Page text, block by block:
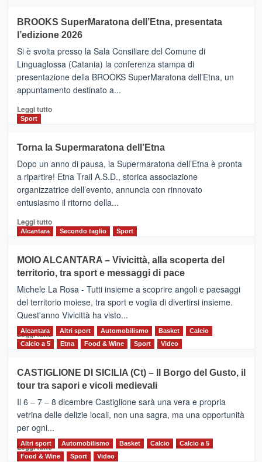
con
la
Al
via
i
collegamenti
BROOKS SuperMaratona dell’Etna, presentata
l’edizione 2026
Si è svolta presso la Sala Consiliare del Comune di
Linguaglossa (Catania) la conferenza stampa di
presentazione della BROOKS SuperMaratona dell’Etna, un
appuntamento destinato a...
Leggi tuttoLeggi
BROOKS
SuperMaratona
dell’Etna,
presentata
l’edizione
2026
Sport
Torna la Supermaratona dell’Etna
Dopo un anno di pausa, la Supermaratona dell’Etna è pronta
a ripartire! Etna Trail A.S.D., storica associazione
organizzatrice dell’evento, annuncia con rinnovato
entusiasmo il ritorno della...
Leggi tuttoLeggi
Torna
la
Supermaratona
dell’Etna
Alcantara Secondo taglio Sport
MOIO ALCANTARA – Vivicittà, alla scoperta del
territorio, tra sport e messaggi di pace
Michele La Rosa - Tutti insieme a scoprire angoli e paesaggi
del territorio moiese, tra sport e voglia di divertirsi insieme.
Quest'anno Vivicittà ha visto...
Leggi tutto Leggi
MOIO
ALCANTARA
–
Vivicittà,
alla
scoperta
del
territorio,
Alcantara Altri sport Automobilismo Basket
Calcio
Calcio a 5
Etna Food & Wine Sport Video
CASTIGLIONE DI SICILIA (Ct) – Il Borgo del Gusto, il
tour tra sapori e vicoli medievali
Il 6 – 7 – 8 dicembre Castiglione sarà una vera e propria
vetrina delle delizie locali, non una sagra, ma una opportunità
per ogni...
Leggi tuttoLeggi
di
Altri sport Automobilismo Basket Calcio
Calcio a 5
Food & Wine
Sport Video